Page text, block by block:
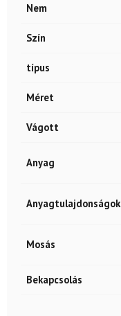
Nem
Szín
típus
Méret
Vágott
Anyag
Anyagtulajdonságok
Mosás
Bekapcsolás